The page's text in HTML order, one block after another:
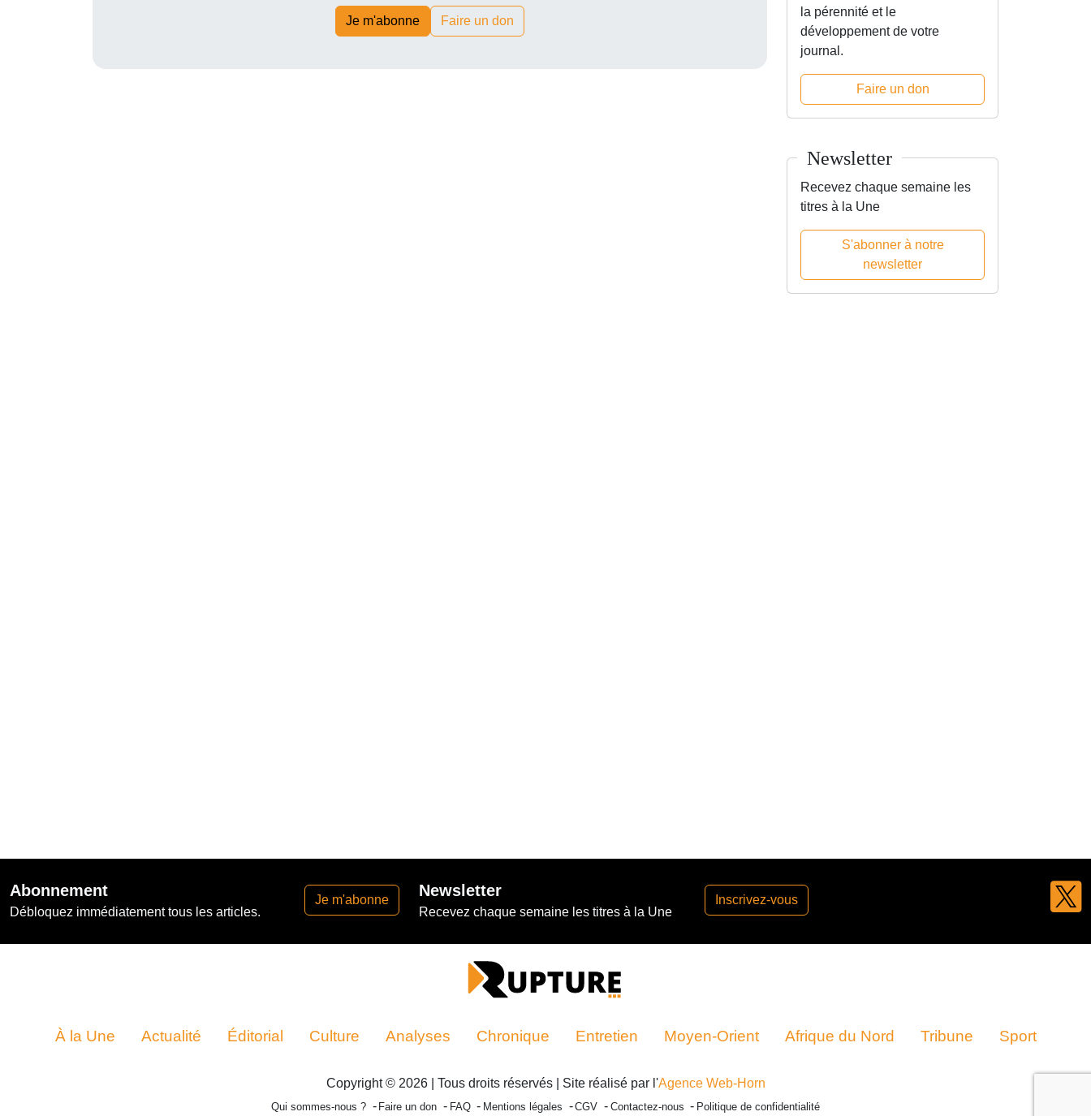
Je m'abonne Faire un don
la pérennité et le
développement de votre
journal.
Faire un don
Newsletter
Recevez chaque semaine les
titres à la Une
S'abonner à notre
newsletter
Abonnement
Débloquez immédiatement tous les articles.
Je m'abonne
Newsletter
Recevez chaque semaine les titres à la Une
Inscrivez-vous
À la Une Actualité Éditorial Culture Analyses Chronique Entretien Moyen-Orient Afrique du Nord Tribune Sport
Copyright © 2026 | Tous droits réservés | Site réalisé par l'Agence Web-Horn
Qui sommes-nous ? Faire un don FAQ Mentions légales CGV Contactez-nous Politique de confidentialité